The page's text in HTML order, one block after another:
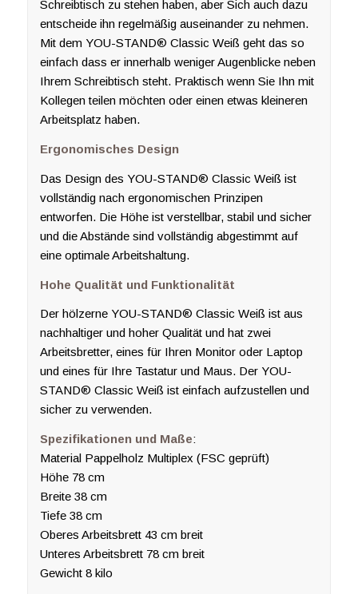
Schreibtisch zu stehen haben, aber Sich auch dazu
entscheide ihn regelmäßig auseinander zu nehmen.
Mit dem YOU-STAND® Classic Weiß geht das so
einfach dass er innerhalb weniger Augenblicke neben
Ihrem Schreibtisch steht. Praktisch wenn Sie Ihn mit
Kollegen teilen möchten oder einen etwas kleineren
Arbeitsplatz haben.
Ergonomisches Design
Das Design des YOU-STAND® Classic Weiß ist
vollständig nach ergonomischen Prinzipen
entworfen. Die Höhe ist verstellbar, stabil und sicher
und die Abstände sind vollständig abgestimmt auf
eine optimale Arbeitshaltung.
Hohe Qualität und Funktionalität
Der hölzerne YOU-STAND® Classic Weiß ist aus
nachhaltiger und hoher Qualität und hat zwei
Arbeitsbretter, eines für Ihren Monitor oder Laptop
und eines für Ihre Tastatur und Maus. Der YOU-
STAND® Classic Weiß ist einfach aufzustellen und
sicher zu verwenden.
Spezifikationen und Maße:
Material Pappelholz Multiplex (FSC geprüft)
Höhe 78 cm
Breite 38 cm
Tiefe 38 cm
Oberes Arbeitsbrett 43 cm breit
Unteres Arbeitsbrett 78 cm breit
Gewicht 8 kilo